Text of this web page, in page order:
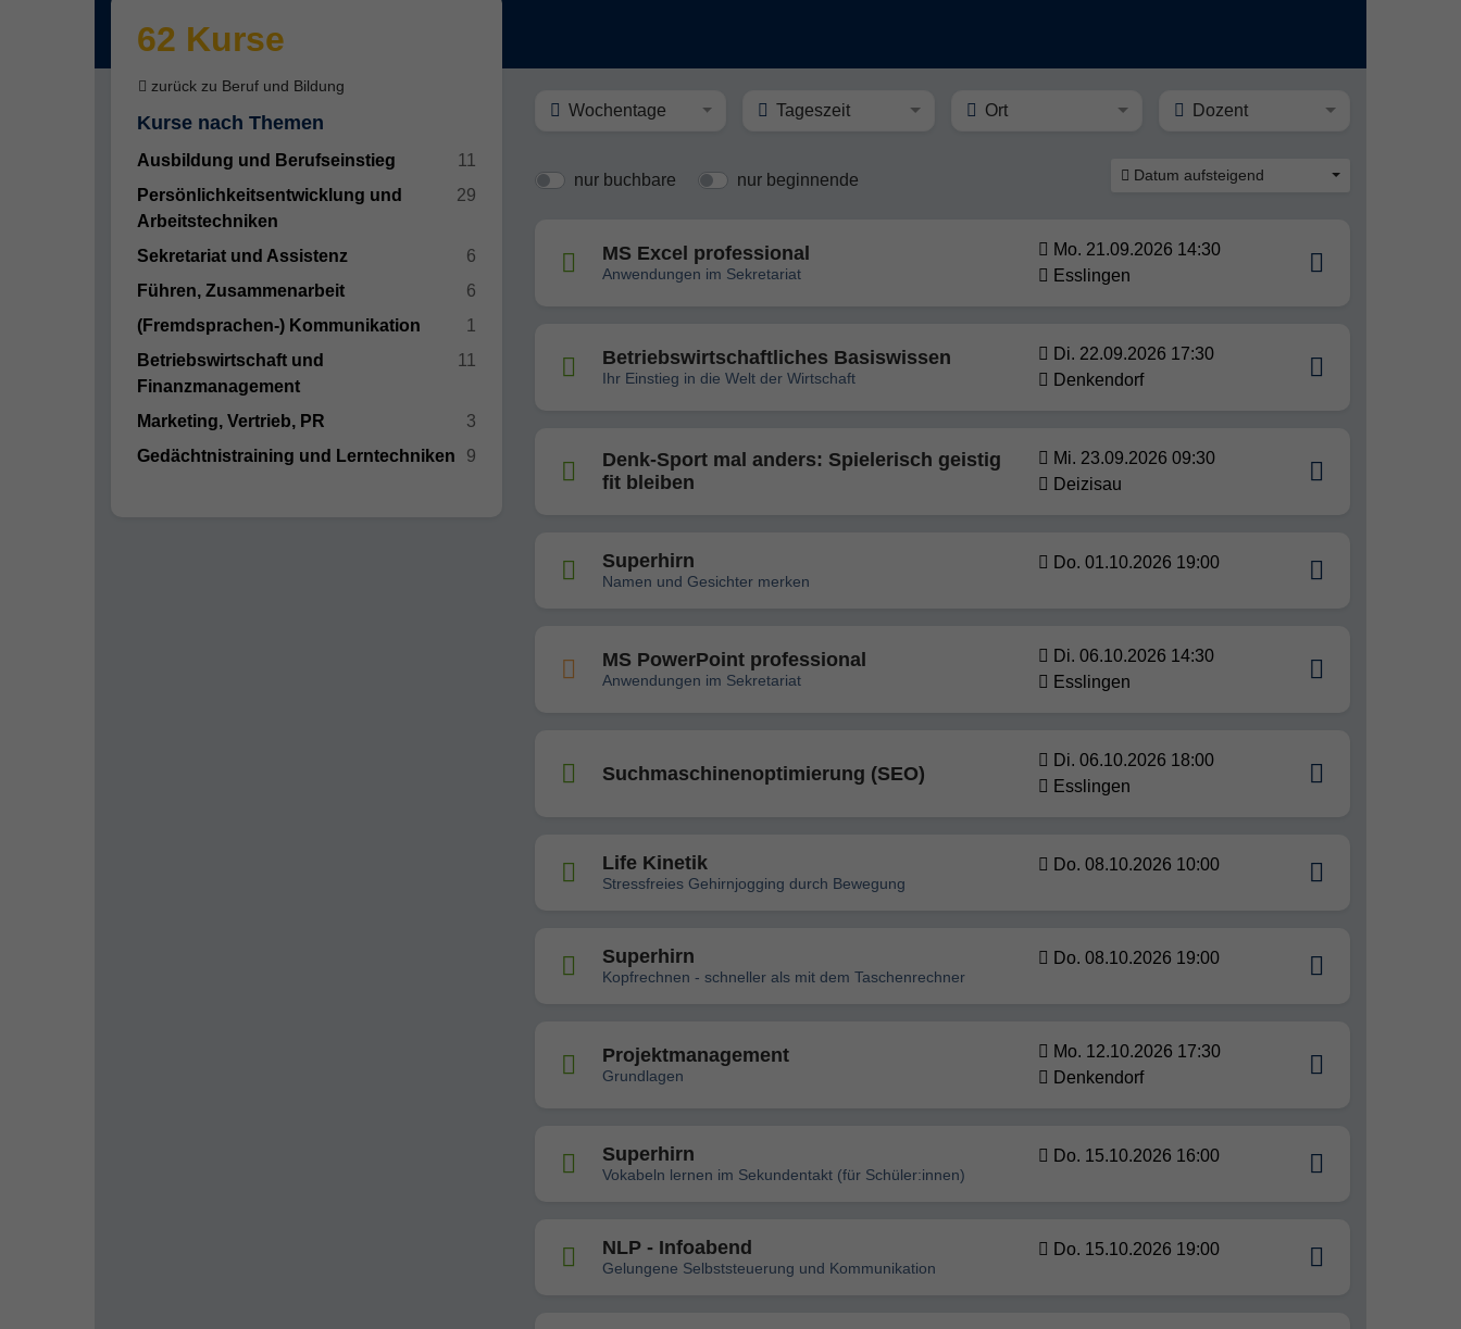
62 Kurse
zurück zu Beruf und Bildung
Kurse nach Themen
Ausbildung und Berufseinstieg
11
Persönlichkeitsentwicklung und
Arbeitstechniken
29
Sekretariat und Assistenz
6
Führen, Zusammenarbeit
6
(Fremdsprachen-) Kommunikation
1
Betriebswirtschaft und
Finanzmanagement
11
Marketing, Vertrieb, PR
3
Gedächtnistraining und Lerntechniken
9
Wochentage Tageszeit Ort Dozent
nur buchbare nur beginnende Datum aufsteigend
MS Excel professional
Anwendungen im Sekretariat
Mo. 21.09.2026 14:30
Esslingen
Betriebswirtschaftliches Basiswissen
Ihr Einstieg in die Welt der Wirtschaft
Di. 22.09.2026 17:30
Denkendorf
Denk-Sport mal anders: Spielerisch geistig
fit bleiben
Mi. 23.09.2026 09:30
Deizisau
Superhirn
Namen und Gesichter merken
Do. 01.10.2026 19:00
MS PowerPoint professional
Anwendungen im Sekretariat
Di. 06.10.2026 14:30
Esslingen
Suchmaschinenoptimierung (SEO)
Di. 06.10.2026 18:00
Esslingen
Life Kinetik
Stressfreies Gehirnjogging durch Bewegung
Do. 08.10.2026 10:00
Superhirn
Kopfrechnen - schneller als mit dem Taschenrechner
Do. 08.10.2026 19:00
Projektmanagement
Grundlagen
Mo. 12.10.2026 17:30
Denkendorf
Superhirn
Vokabeln lernen im Sekundentakt (für Schüler:innen)
Do. 15.10.2026 16:00
NLP - Infoabend
Gelungene Selbststeuerung und Kommunikation
Do. 15.10.2026 19:00